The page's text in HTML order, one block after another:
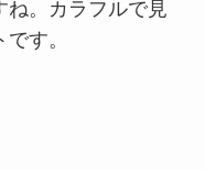
ね。カラフルで見
す。